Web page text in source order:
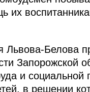
их
Белова
Запорожской
и
в решении